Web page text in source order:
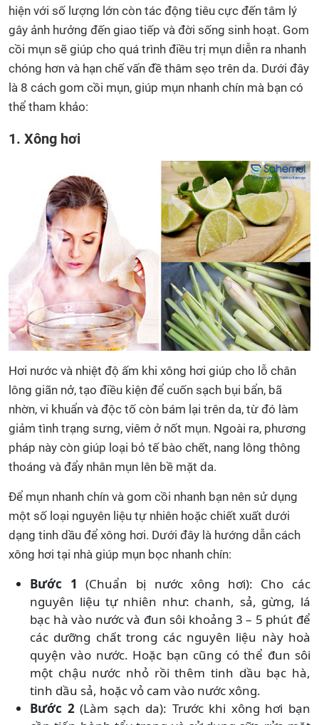
hiện với số lượng lớn còn tác động tiêu cực đến tâm lý
gây ảnh hưởng đến giao tiếp và đời sống sinh hoạt. Gom
cồi mụn sẽ giúp cho quá trình điều trị mụn diễn ra nhanh
chóng hơn và hạn chế vấn đề thâm sẹo trên da. Dưới đây
là 8 cách gom cồi mụn, giúp mụn nhanh chín mà bạn có
thể tham khảo:
1. Xông hơi
Hơi nước và nhiệt độ ấm khi xông hơi giúp cho lỗ chân
lông giãn nở, tạo điều kiện để cuốn sạch bụi bẩn, bã
nhờn, vi khuẩn và độc tố còn bám lại trên da, từ đó làm
giảm tình trạng sưng, viêm ở nốt mụn. Ngoài ra, phương
pháp này còn giúp loại bỏ tế bào chết, nang lông thông
thoáng và đẩy nhân mụn lên bề mặt da.
Để mụn nhanh chín và gom cồi nhanh bạn nên sử dụng
một số loại nguyên liệu tự nhiên hoặc chiết xuất dưới
dạng tinh dầu để xông hơi. Dưới đây là hướng dẫn cách
xông hơi tại nhà giúp mụn bọc nhanh chín:
Bước 1(Chuẩn bị nước xông hơi): Cho các
nguyên liệu tự nhiên như: chanh, sả, gừng, lá
bạc hà vào nước và đun sôi khoảng 3 – 5 phút để
các dưỡng chất trong các nguyên liệu này hoà
quyện vào nước. Hoặc bạn cũng có thể đun sôi
một chậu nước nhỏ rồi thêm tinh dầu bạc hà,
tinh dầu sả, hoặc vỏ cam vào nước xông.
Bước 2(Làm sạch da): Trước khi xông hơi bạn